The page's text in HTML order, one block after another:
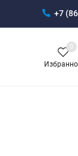
+7
0